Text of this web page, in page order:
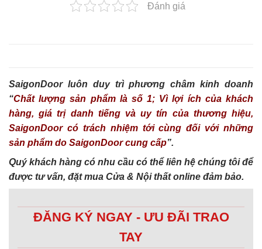
Đánh giá
SaigonDoor luôn duy trì phương châm kinh doanh
“Chất lượng sản phẩm là số 1; Vì lợi ích của khách
hàng, giá trị danh tiếng và uy tín của thương hiệu,
SaigonDoor có trách nhiệm tới cùng đối với những
sản phẩm do SaigonDoor cung cấp”.
Quý khách hàng có nhu cầu có thể liên hệ chúng tôi để
được tư vấn, đặt mua Cửa & Nội thất online đảm bảo.
ĐĂNG KÝ NGAY - ƯU ĐÃI TRAO
TAY